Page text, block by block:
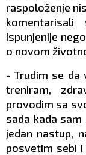
raspoloženje
ispunjenije
o novom
- Trudim se da
treniram,
provodim sa
sada kada
jedan nastup,
posvetim sebi